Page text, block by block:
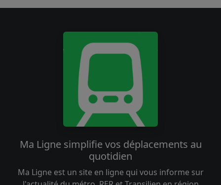
Ma Ligne simplifie vos déplacements au
quotidien
Ma Ligne est un site en ligne qui vous informe sur